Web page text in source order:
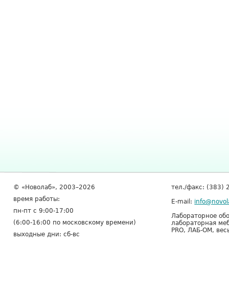
© «Новолаб», 2003–2026
время работы:
пн-пт с 9:00-17:00
(6:00-16:00 по московскому времени)
выходные дни: сб-вс
тел./факс: (383)
E-mail:
Лабораторное
лабораторная
PRO, ЛАБ-ОМ,